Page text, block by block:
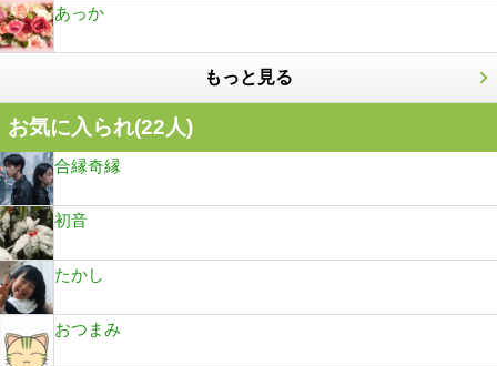
あっか
もっと見る
お気に入られ(22人)
合縁奇縁
初音
たかし
おつまみ